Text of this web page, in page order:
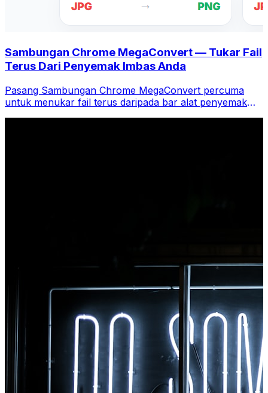
Sambungan Chrome MegaConvert — Tukar Fail
Terus Dari Penyemak Imbas Anda
Pasang Sambungan Chrome MegaConvert percuma
untuk menukar fail terus daripada bar alat penyemak